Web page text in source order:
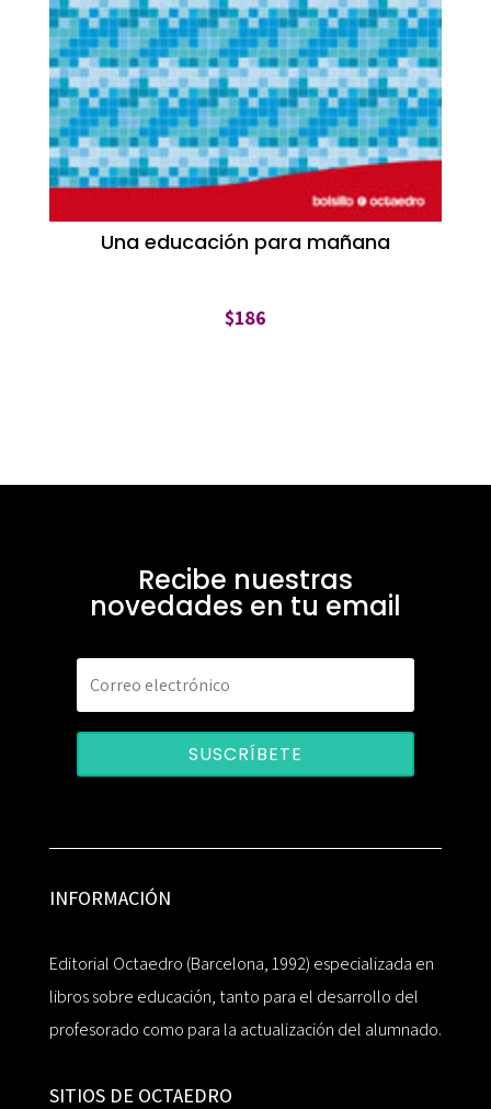
Una educación para mañana
$186
Recibe nuestras
novedades en tu email
SUSCRÍBETE
INFORMACIÓN
Editorial Octaedro (Barcelona, 1992) especializada en
libros sobre educación, tanto para el desarrollo del
profesorado como para la actualización del alumnado.
SITIOS DE OCTAEDRO